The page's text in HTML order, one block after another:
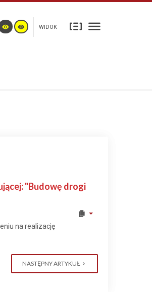
WIDOK
"Budowę drogi
na realizację
NASTĘPNY ARTYKUŁ